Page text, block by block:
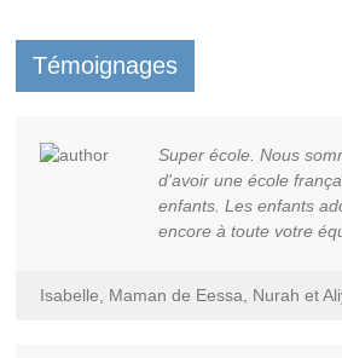
Témoignages
Super école. Nous
d'avoir une école
enfants. Les enfants
encore à toute votre
Isabelle, Maman de Eessa, Nurah et